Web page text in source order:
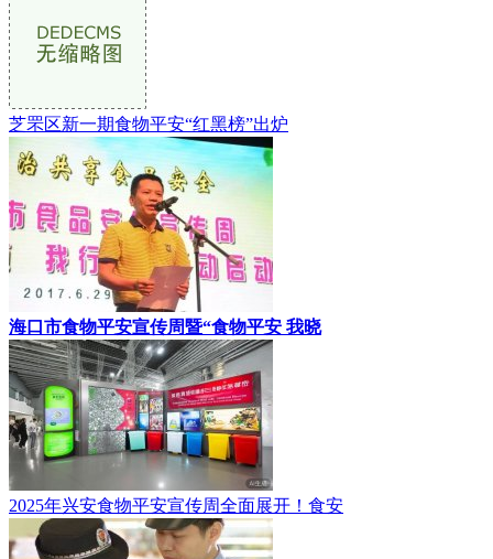
芝罘区新一期食物平安“红黑榜”出炉
海口市食物平安宣传周暨“食物平安 我晓
2025年兴安食物平安宣传周全面展开！食安